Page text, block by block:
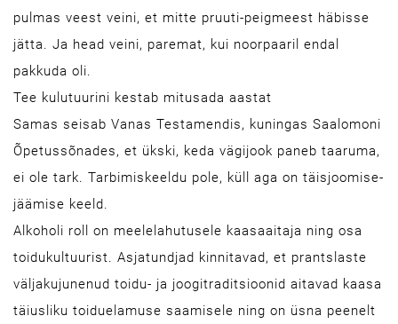
pulmas veest veini, et mitte pruuti-peigmeest häbisse
jätta. Ja head veini, paremat, kui noorpaaril endal
pakkuda oli.
Tee kulutuurini kestab mitusada aastat
Samas seisab Vanas Testamendis, kuningas Saalomoni
Õpetussõnades, et ükski, keda vägijook paneb taaruma,
ei ole tark. Tarbimiskeeldu pole, küll aga on täisjoomise-
jäämise keeld.
Alkoholi roll on meelelahutusele kaasaaitaja ning osa
toidukultuurist. Asjatundjad kinnitavad, et prantslaste
väljakujunenud toidu- ja joogitraditsioonid aitavad kaasa
täiusliku toiduelamuse saamisele ning on üsna peenelt